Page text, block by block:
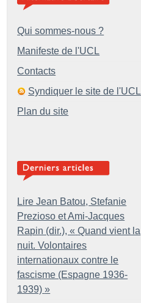
Qui sommes-nous ?
Manifeste de l'UCL
Contacts
Syndiquer le site de l'UCL
Plan du site
Lire Jean Batou, Stefanie
Prezioso et Ami-Jacques
Rapin (dir.), « Quand vient la
nuit. Volontaires
internationaux contre le
fascisme (Espagne 1936-
1939) »